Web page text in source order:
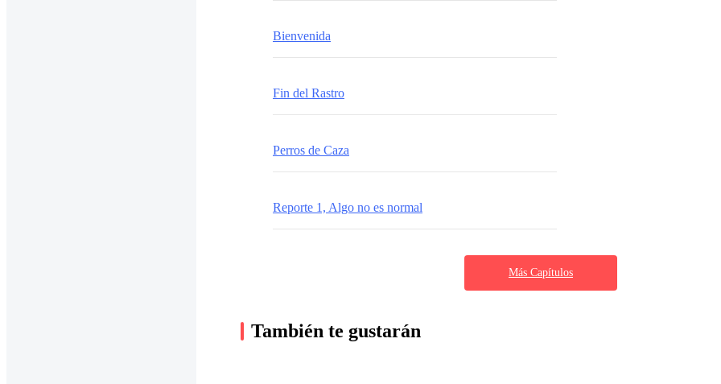
Bienvenida
Fin del Rastro
Perros de Caza
Reporte 1, Algo no es normal
Más Capítulos
También te gustarán